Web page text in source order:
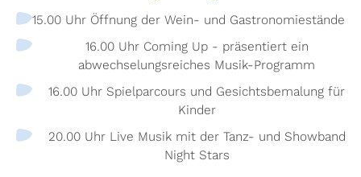
15.00 Uhr Öffnung der Wein- und Gastronomiestände
16.00 Uhr Coming Up - präsentiert ein
abwechselungsreiches Musik-Programm
16.00 Uhr Spielparcours und Gesichtsbemalung für
Kinder
20.00 Uhr Live Musik mit der Tanz- und Showband
Night Stars